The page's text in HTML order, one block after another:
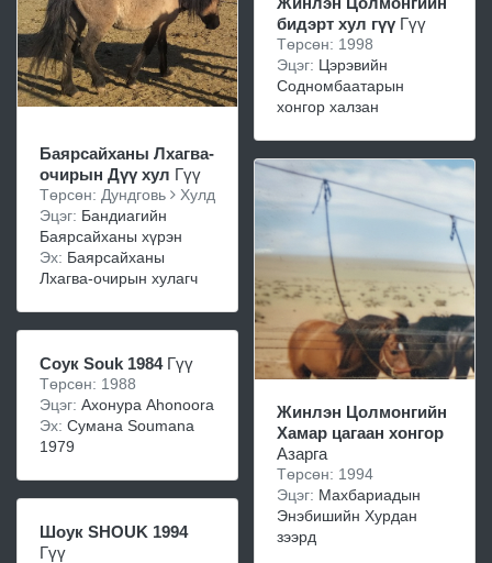
Баярсайханы Лхагва-
очирын Дүү хул Гүү
Төрсөн: Дундговь
Хулд
Эцэг: Бандиагийн
Баярсайханы хүрэн
Эх: Баярсайханы
Лхагва-очирын хулагч
Cоук Souk 1984Гүү
Төрсөн: 1988
Эцэг: Ахонура Ahonoora
Эх: Сумана Soumana
1979
Шоук SHOUK 1994
Гүү
бидэрт хул гүү Гүү
Төрсөн: 1998
Эцэг: Цэрэвийн
Содномбаатарын
хонгор халзан
Жинлэн Цолмонгийн
Хамар цагаан хонгор
Азарга
Төрсөн: 1994
Эцэг: Махбариадын
Энэбишийн Хурдан
зээрд